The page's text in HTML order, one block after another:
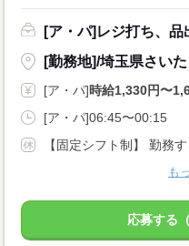
[ア・パ]レジ打ち、
[勤務地]/埼玉県さい
[ア・パ]時給1,330円〜
[ア・パ]06:45〜00:15
も
応募する